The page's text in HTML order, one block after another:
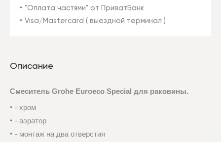
"Оплата частями" от ПриватБанк
Visa/Mastercard ( выездной терминал )
Описание
Смеситель Grohe Euroeco Special для раковины.
- хром
- аэратор
- монтаж на два отверстия